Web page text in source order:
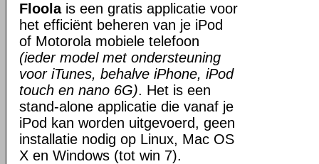
Floolais een gratis applicatie voor
het efficiënt beheren van je iPod
of Motorola mobiele telefoon
(ieder model met ondersteuning
voor iTunes, behalve iPhone, iPod
touch en nano 6G). Het is een
stand-alone applicatie die vanaf je
iPod kan worden uitgevoerd, geen
installatie nodig op Linux, Mac OS
X en Windows (tot win 7).